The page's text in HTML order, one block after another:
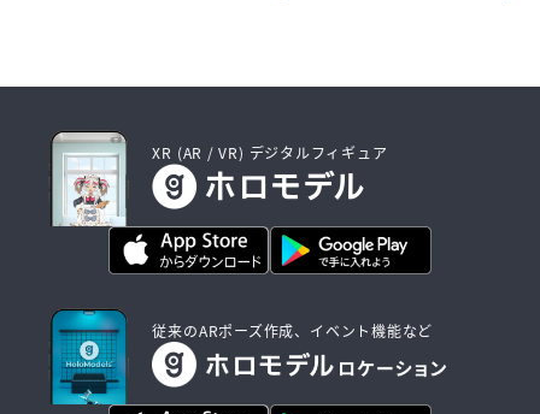
XR (AR / VR) デジタルフィギュア
従来のARポーズ作成、イベント機能など